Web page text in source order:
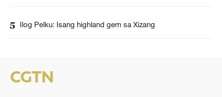
5 Ilog Pelku: Isang highland gem sa Xizang